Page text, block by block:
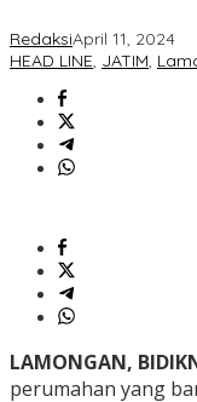
RedaksiApril 11, 2024
HEAD LINE, JATIM,
LAMONGAN,
perumahan yang